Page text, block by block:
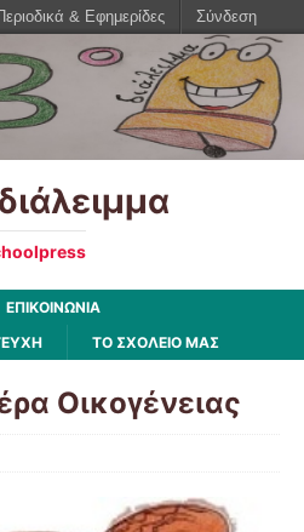
ΕΠΙΚΟΙΝΩΝΙΑ
ΤΟ ΣΧΟΛΕΙΟ ΜΑΣ
Οικογένειας
& Εφημερίδες Σύνδεση